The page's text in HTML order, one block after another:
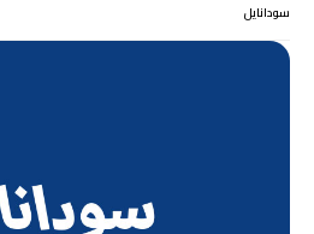
سودانايل